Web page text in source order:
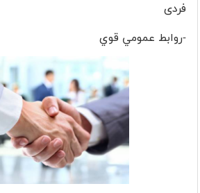
فردی
-روابط عمومي قوي